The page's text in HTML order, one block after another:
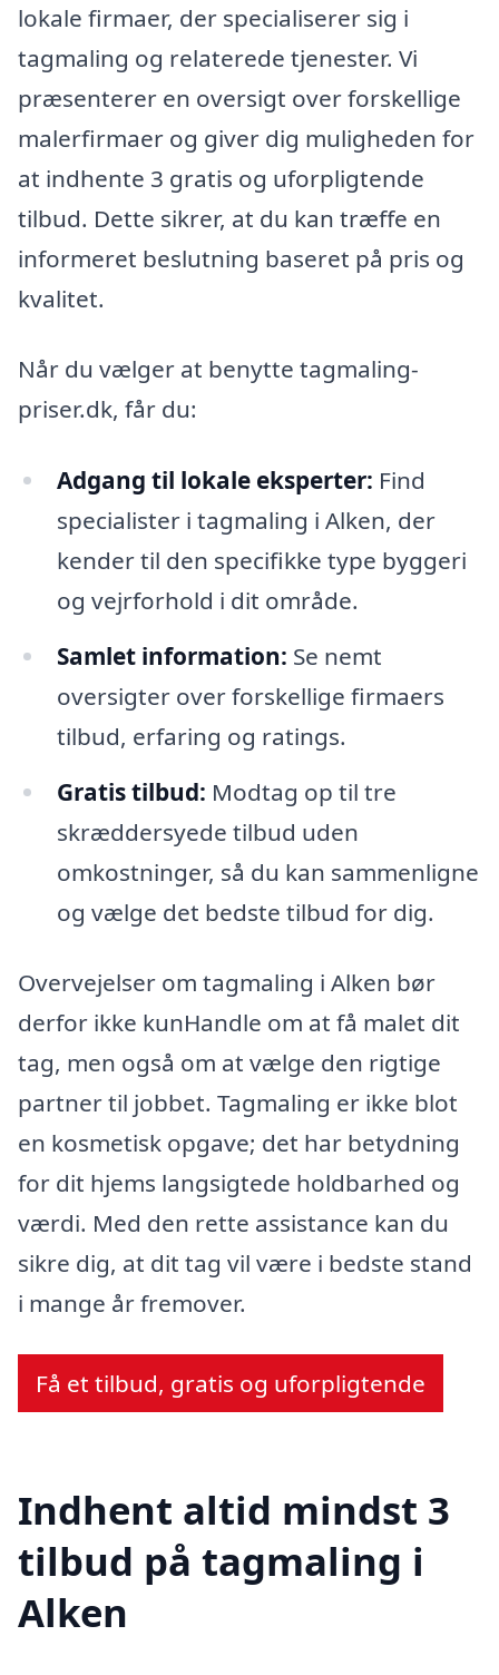
lokale firmaer, der specialiserer sig i
tagmaling og relaterede tjenester. Vi
præsenterer en oversigt over forskellige
malerfirmaer og giver dig muligheden for
at indhente 3 gratis og uforpligtende
tilbud. Dette sikrer, at du kan træffe en
informeret beslutning baseret på pris og
kvalitet.
Når du vælger at benytte tagmaling-
priser.dk, får du:
Adgang til lokale eksperter: Find
specialister i tagmaling i Alken, der
kender til den specifikke type byggeri
og vejrforhold i dit område.
Samlet information: Se nemt
oversigter over forskellige firmaers
tilbud, erfaring og ratings.
Gratis tilbud: Modtag op til tre
skræddersyede tilbud uden
omkostninger, så du kan sammenligne
og vælge det bedste tilbud for dig.
Overvejelser om tagmaling i Alken bør
derfor ikke kunHandle om at få malet dit
tag, men også om at vælge den rigtige
partner til jobbet. Tagmaling er ikke blot
en kosmetisk opgave; det har betydning
for dit hjems langsigtede holdbarhed og
værdi. Med den rette assistance kan du
sikre dig, at dit tag vil være i bedste stand
i mange år fremover.
Få et tilbud, gratis og uforpligtende
Indhent altid mindst 3
tilbud på tagmaling i
Alken